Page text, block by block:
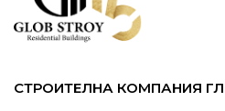
СТРОИТЕЛНА КОМПАНИЯ